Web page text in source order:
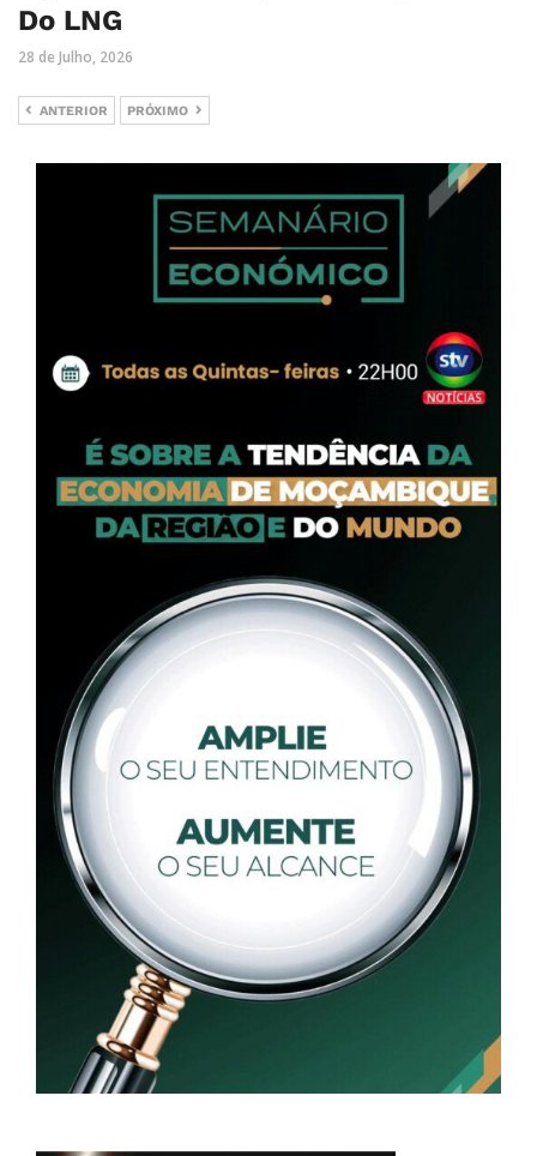
Do LNG
28 de Julho, 2026
ANTERIOR PRÓXIMO